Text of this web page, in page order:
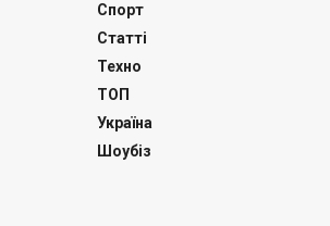
Спорт
Статті
Техно
ТОП
Україна
Шоубіз